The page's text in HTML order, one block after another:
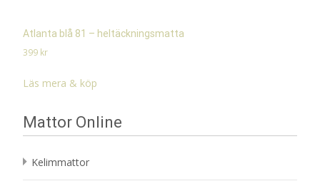
Atlanta blå 81 – heltäckningsmatta
399 kr
Läs mera & köp
Mattor Online
Kelimmattor